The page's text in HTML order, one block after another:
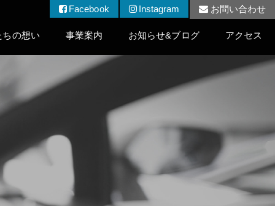
Facebook Instagram お問い合わせ
ちの想い 事業案内 お知らせ&ブログ アクセス